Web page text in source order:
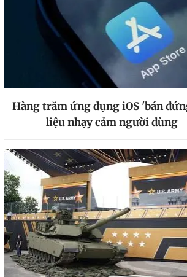
Hàng trăm ứng dụng iOS 'bán
liệu nhạy cảm người dùng